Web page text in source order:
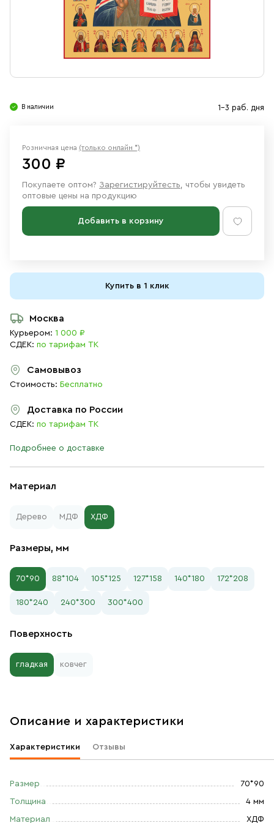
Ювелирные изделия
В наличии 1-3 раб. дня
Материал
Дерево МДФ ХДФ
Размеры, мм
70*90 88*104 105*125 127*158 140*180 172*208
180*240 240*300 300*400
Поверхность
гладкая ковчег
Розничная цена (только онлайн *)
300 ₽
Покупаете оптом? Зарегистируйтесть, чтобы увидеть
оптовые цены на продукцию
Добавить в корзину
Купить в 1 клик
Москва
Курьером: 1 000 ₽
СДЕК: по тарифам ТК
Самовывоз
Стоимость: Бесплатно
Доставка по России
СДЕК: по тарифам ТК
Подробнее о доставке
Описание и характеристики
Характеристики Отзывы
Размер 70*90
Толщина 4 мм
Материал ХДФ